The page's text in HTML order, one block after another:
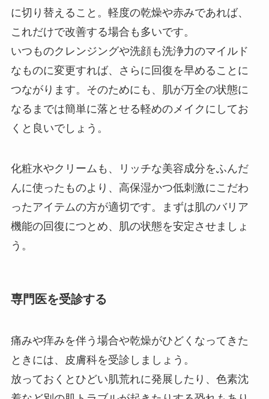
に切り替えること。軽度の乾燥や赤みであれば、
これだけで改善する場合も多いです。
いつものクレンジングや洗顔も洗浄力のマイルド
なものに変更すれば、さらに回復を早めることに
つながります。そのためにも、肌が万全の状態に
なるまでは簡単に落とせる軽めのメイクにしてお
くと良いでしょう。
化粧水やクリームも、リッチな美容成分をふんだ
んに使ったものより、高保湿かつ低刺激にこだわ
ったアイテムの方が適切です。まずは肌のバリア
機能の回復につとめ、肌の状態を安定させましょ
う。
専門医を受診する
痛みや痒みを伴う場合や乾燥がひどくなってきた
ときには、皮膚科を受診しましょう。
放っておくとひどい肌荒れに発展したり、色素沈